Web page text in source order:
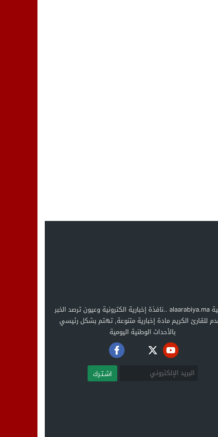
العربية alaarabiya.ma ..نافذة إخبارية الكترونية وعيون ترصد الخبر
للقارئ الكريم مادة إخبارية متنوعة, تهتم بشكل رئيسي
بالأحداث الوطنية اليومية
اشـتـرك